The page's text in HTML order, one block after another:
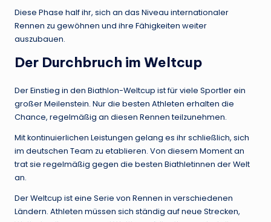
Diese Phase half ihr, sich an das Niveau internationaler
Rennen zu gewöhnen und ihre Fähigkeiten weiter
auszubauen.
Der Durchbruch im Weltcup
Der Einstieg in den Biathlon-Weltcup ist für viele Sportler ein
großer Meilenstein. Nur die besten Athleten erhalten die
Chance, regelmäßig an diesen Rennen teilzunehmen.
Mit kontinuierlichen Leistungen gelang es ihr schließlich, sich
im deutschen Team zu etablieren. Von diesem Moment an
trat sie regelmäßig gegen die besten Biathletinnen der Welt
an.
Der Weltcup ist eine Serie von Rennen in verschiedenen
Ländern. Athleten müssen sich ständig auf neue Strecken,